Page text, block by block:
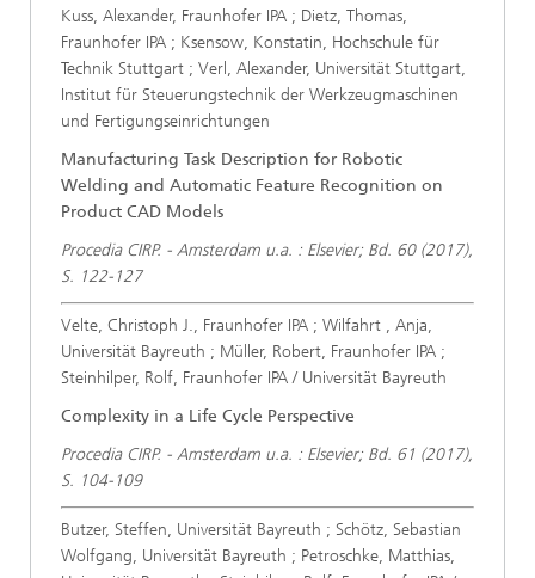
Kuss, Alexander, Fraunhofer IPA ; Dietz, Thomas,
Fraunhofer IPA ; Ksensow, Konstatin, Hochschule für
Technik Stuttgart ; Verl, Alexander, Universität Stuttgart,
Institut für Steuerungstechnik der Werkzeugmaschinen
und Fertigungseinrichtungen
Manufacturing Task Description for Robotic
Welding and Automatic Feature Recognition on
Product CAD Models
Procedia CIRP. - Amsterdam u.a. : Elsevier; Bd. 60 (2017),
S. 122-127
Velte, Christoph J., Fraunhofer IPA ; Wilfahrt , Anja,
Universität Bayreuth ; Müller, Robert, Fraunhofer IPA ;
Steinhilper, Rolf, Fraunhofer IPA / Universität Bayreuth
Complexity in a Life Cycle Perspective
Procedia CIRP. - Amsterdam u.a. : Elsevier; Bd. 61 (2017),
S. 104-109
Butzer, Steffen, Universität Bayreuth ; Schötz, Sebastian
Wolfgang, Universität Bayreuth ; Petroschke, Matthias,